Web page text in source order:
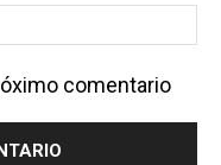
comentario